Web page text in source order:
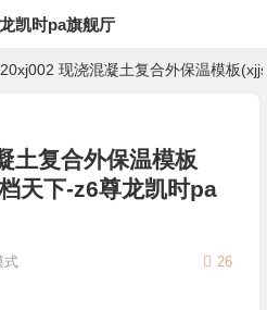
凯时pa旗舰厅
现浇混凝土复合外保温模板
土复合外保温模板
天下-z6尊龙凯时pa
26
式